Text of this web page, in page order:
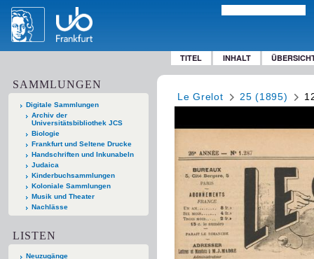
TITEL INHALT
SAMMLUNGEN
Digitale Sammlungen
Archiv der
Universitätsbibliothek JCS
Biologie
Frankfurt und Seltene Drucke
Handschriften und Inkunabeln
Judaica
Kinderbuchsammlungen
Koloniale Sammlungen
Musik und Theater
Nachlässe
LISTEN
Neuzugänge
Le Grelot 25 (1895)